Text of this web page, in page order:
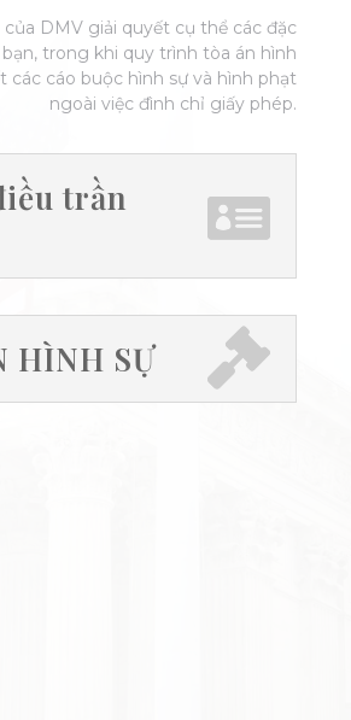
của DMV giải quyết cụ thể các đặc
bạn, trong khi quy trình tòa án hình
các cáo buộc hình sự và hình phạt
ngoài việc đình chỉ giấy phép.
trần
HÌNH SỰ